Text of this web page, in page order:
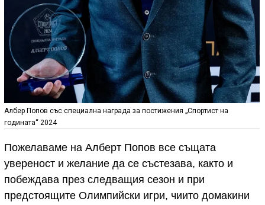
Албер Попов със специална награда за постижения „Спортист на
годината“ 2024
Пожелаваме на Алберт Попов все същата
увереност и желание да се състезава, както и
побеждава през следващия сезон и при
предстоящите Олимпийски игри, чиито домакини